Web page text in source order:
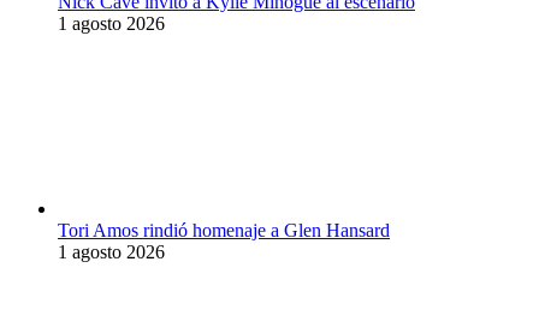
1 agosto 2026
Tori Amos rindió homenaje a Glen Hansard
1 agosto 2026